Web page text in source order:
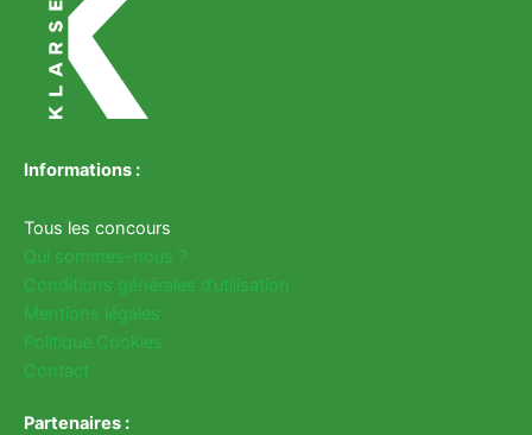
Informations :
Tous les concours
Qui sommes-nous ?
Conditions générales d’utilisation
Mentions légales
Politique Cookies
Contact
Partenaires :